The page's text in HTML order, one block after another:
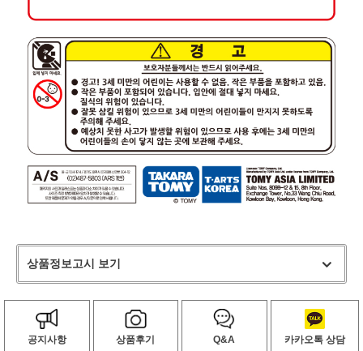
상품정보고시 보기
공지사항 상품후기 Q&A 카카오톡 상담